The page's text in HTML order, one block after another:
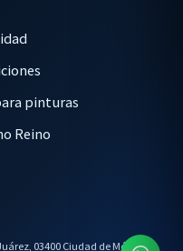
pinturas
Reino
03400 Ciudad de México,